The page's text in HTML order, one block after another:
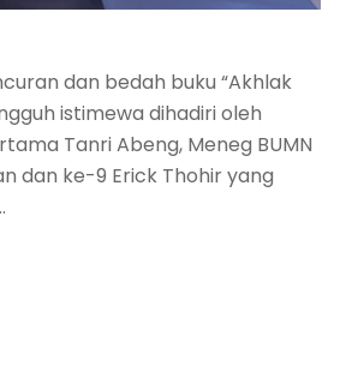
dan bedah buku “Akhlak
istimewa dihadiri oleh
Tanri Abeng, Meneg BUMN
dan ke-9 Erick Thohir yang